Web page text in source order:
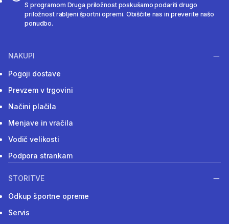
S programom Druga priložnost poskušamo podariti drugo
priložnost rabljeni športni opremi. Obiščite nas in preverite našo
ponudbo.
NAKUPI
Pogoji dostave
Prevzem v trgovini
Načini plačila
Menjave in vračila
Vodič velikosti
Podpora strankam
STORITVE
Odkup športne opreme
Servis